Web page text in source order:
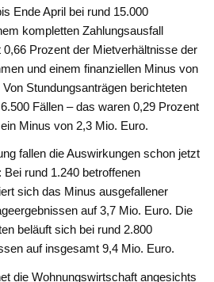
Ende April bei rund 15.000
kompletten Zahlungsausfall
Prozent der Mietverhältnisse der
und einem finanziellen Minus von
Stundungsanträgen berichteten
Fällen – das waren 0,29 Prozent
Minus von 2,3 Mio. Euro.
fallen die Auswirkungen schon jetzt
rund 1.240 betroffenen
sich das Minus ausgefallener
auf 3,7 Mio. Euro. Die
beläuft sich bei rund 2.800
auf insgesamt 9,4 Mio. Euro.
die Wohnungswirtschaft angesichts